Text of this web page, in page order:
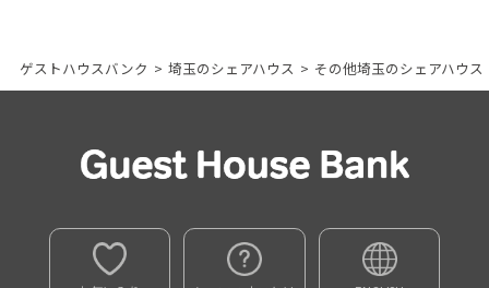
ゲストハウスバンク > 埼玉のシェアハウス > その他埼玉のシェアハウス